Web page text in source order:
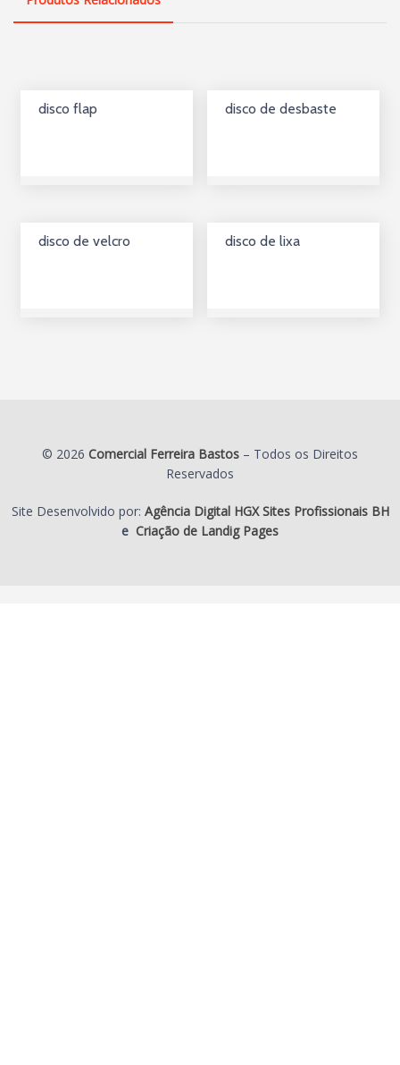
disco flap disco de desbaste
disco de velcro disco de lixa
© 2026 Comercial Ferreira Bastos – Todos os Direitos
Reservados
Site Desenvolvido por: Agência Digital HGX Sites Profissionais BH
e Criação de Landig Pages